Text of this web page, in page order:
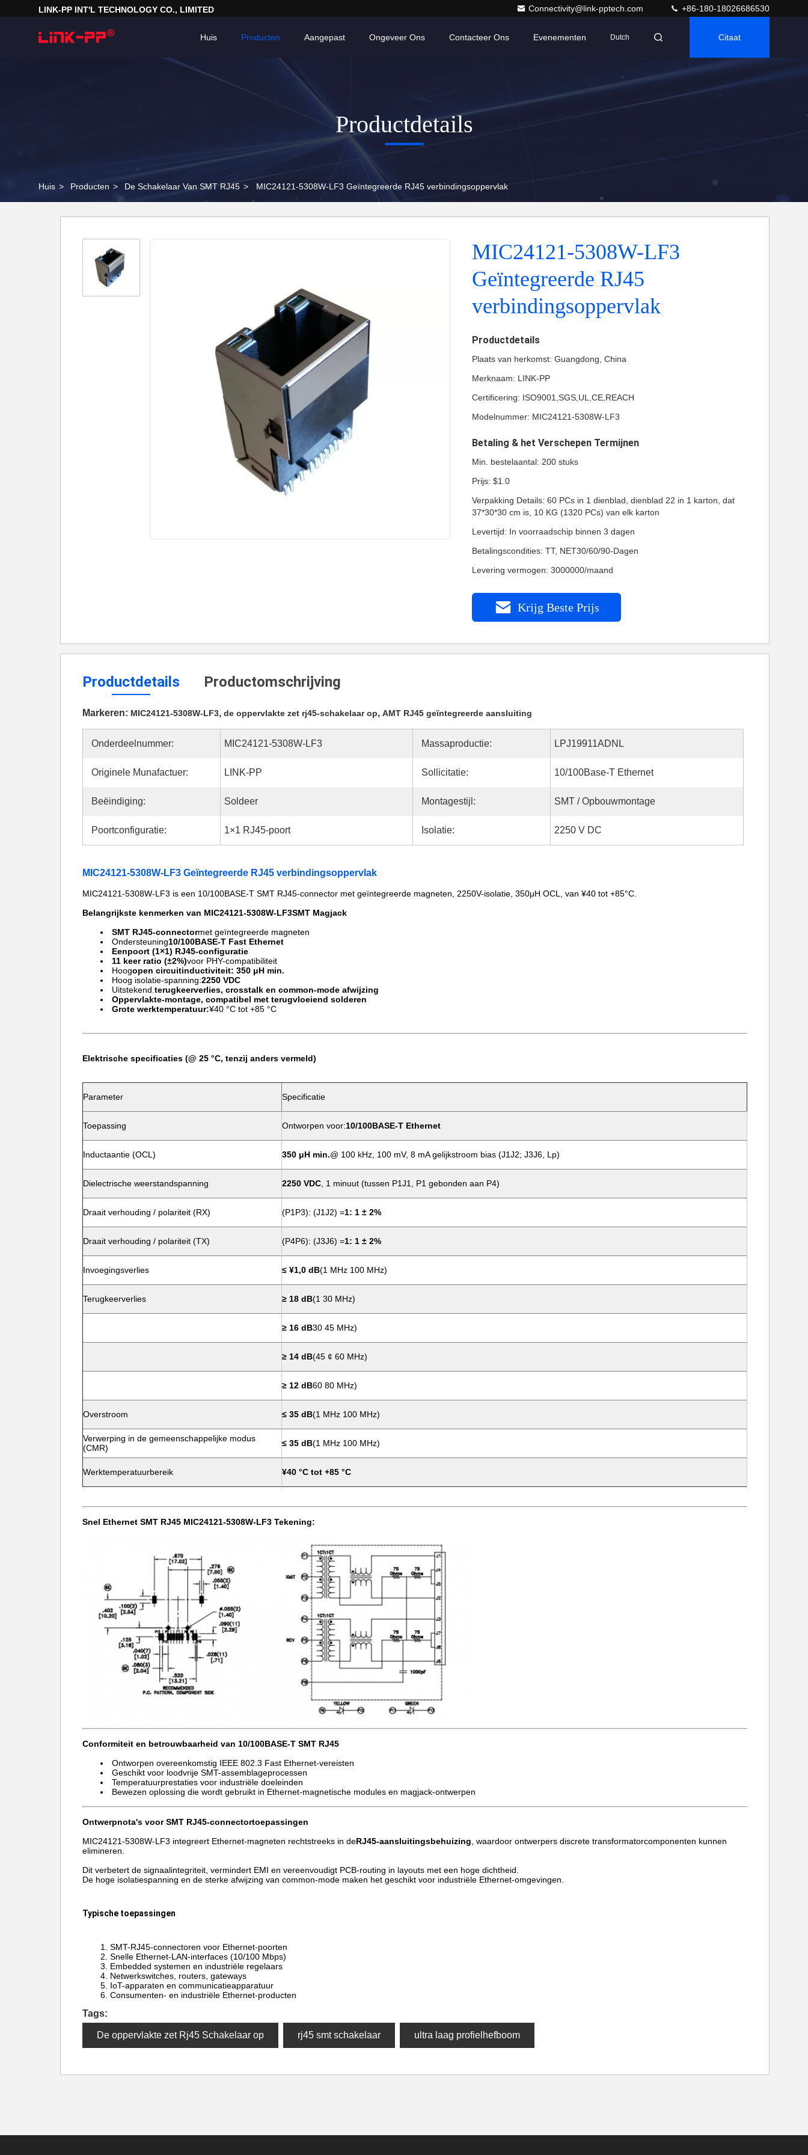
LINK-PP INT'L TECHNOLOGY CO., LIMITED Connectivity@link-pptech.com +86-180-18026686530
Huis Producten Ongeveer Ons Contacteer Ons Evenementen
Aangepast Dutch Citaat
Productdetails
Huis > Producten > De Schakelaar Van SMT RJ45 > MIC24121-5308W-LF3 Geïntegreerde RJ45 verbindingsoppervlak
MIC24121-5308W-LF3
Geïntegreerde RJ45
verbindingsoppervlak
Productdetails
Plaats van herkomst: Guangdong, China
Merknaam: LINK-PP
Certificering: ISO9001,SGS,UL,CE,REACH
Modelnummer: MIC24121-5308W-LF3
Betaling & het Verschepen Termijnen
Min. bestelaantal: 200 stuks
Prijs: $1.0
Verpakking Details: 60 PCs in 1 dienblad, dienblad 22 in 1 karton, dat
37*30*30 cm is, 10 KG (1320 PCs) van elk karton
Levertijd: In voorraadschip binnen 3 dagen
Betalingscondities: TT, NET30/60/90-Dagen
Levering vermogen: 3000000/maand
Krijg Beste Prijs
Productdetails Productomschrijving
Markeren: MIC24121-5308W-LF3, de oppervlakte zet rj45-schakelaar op, AMT RJ45 geïntegreerde aansluiting
Onderdeelnummer: MIC24121-5308W-LF3 Massaproductie: LPJ19911ADNL
Originele Munafactuer: LINK-PP Sollicitatie: 10/100Base-T Ethernet
Beëindiging: Soldeer Montagestijl: SMT / Opbouwmontage
Poortconfiguratie: 1×1 RJ45-poort Isolatie: 2250 V DC
MIC24121-5308W-LF3 Geïntegreerde RJ45 verbindingsoppervlak
MIC24121-5308W-LF3 is een 10/100BASE-T SMT RJ45-connector met geïntegreerde magneten, 2250V-isolatie, 350μH OCL, van ¥40 tot +85°C.
Belangrijkste kenmerken van MIC24121-5308W-LF3SMT Magjack
SMT RJ45-connectormet geïntegreerde magneten
Ondersteuning10/100BASE-T Fast Ethernet
Eenpoort (1×1) RJ45-configuratie
11 keer ratio (±2%)voor PHY-compatibiliteit
Hoogopen circuitinductiviteit: 350 μH min.
Hoog isolatie-spanning:2250 VDC
Uitstekend. terugkeerverlies, crosstalk en common-mode afwijzing
Oppervlakte-montage, compatibel met terugvloeiend solderen
Grote werktemperatuur:¥40 °C tot +85 °C
Elektrische specificaties (@ 25 °C, tenzij anders vermeld)
Parameter Specificatie
Toepassing Ontworpen voor:10/100BASE-T Ethernet
Inductaantie (OCL) 350 μH min.@ 100 kHz, 100 mV, 8 mA gelijkstroom bias (J1J2; J3J6, Lp)
Dielectrische weerstandspanning 2250 VDC , 1 minuut (tussen P1J1, P1 gebonden aan P4)
Draait verhouding / polariteit (RX) (P1P3): (J1J2) =1: 1 ± 2%
Draait verhouding / polariteit (TX) (P4P6): (J3J6) =1: 1 ± 2%
Invoegingsverlies ≤ ¥1,0 dB(1 MHz 100 MHz)
Terugkeerverlies ≥ 18 dB(1 30 MHz)
≥ 16 dB30 45 MHz)
≥ 14 dB(45 ¢ 60 MHz)
≥ 12 dB60 80 MHz)
Overstroom ≤ 35 dB(1 MHz 100 MHz)
Verwerping in de gemeenschappelijke modus
(CMR)
≤ 35 dB(1 MHz 100 MHz)
Werktemperatuurbereik ¥40 °C tot +85 °C
Snel Ethernet SMT RJ45 MIC24121-5308W-LF3 Tekening:
Conformiteit en betrouwbaarheid van 10/100BASE-T SMT RJ45
Ontworpen overeenkomstig IEEE 802.3 Fast Ethernet-vereisten
Geschikt voor loodvrije SMT-assemblageprocessen
Temperatuurprestaties voor industriële doeleinden
Bewezen oplossing die wordt gebruikt in Ethernet-magnetische modules en magjack-ontwerpen
Ontwerpnota's voor SMT RJ45-connectortoepassingen
MIC24121-5308W-LF3 integreert Ethernet-magneten rechtstreeks in deRJ45-aansluitingsbehuizing , waardoor ontwerpers discrete transformatorcomponenten kunnen
elimineren.
Dit verbetert de signaalintegriteit, vermindert EMI en vereenvoudigt PCB-routing in layouts met een hoge dichtheid.
De hoge isolatiespanning en de sterke afwijzing van common-mode maken het geschikt voor industriële Ethernet-omgevingen.
Typische toepassingen
SMT-RJ45-connectoren voor Ethernet-poorten
Snelle Ethernet-LAN-interfaces (10/100 Mbps)
Embedded systemen en industriële regelaars
Netwerkswitches, routers, gateways
IoT-apparaten en communicatieapparatuur
Consumenten- en industriële Ethernet-producten
Tags:
De oppervlakte zet Rj45 Schakelaar op rj45 smt schakelaar ultra laag profielhefboom